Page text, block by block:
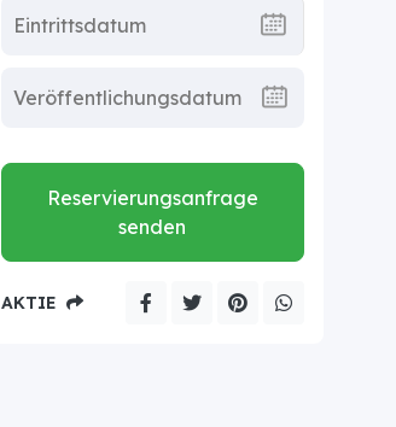
Reservierungsanfrage
senden
AKTIE